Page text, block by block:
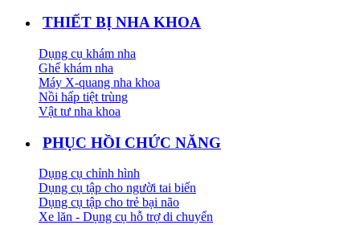
THIẾT BỊ NHA KHOA
Dụng cụ khám nha
Ghế khám nha
Máy X-quang nha khoa
Nồi hấp tiệt trùng
Vật tư nha khoa
PHỤC HỒI CHỨC NĂNG
Dụng cụ chỉnh hình
Dụng cụ tập cho người tai biến
Dụng cụ tập cho trẻ bại não
Xe lăn - Dụng cụ hỗ trợ di chuyển